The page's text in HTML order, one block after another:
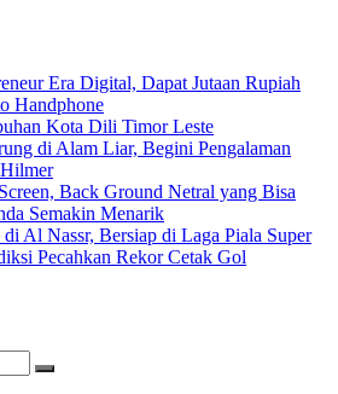
Era Digital, Dapat Jutaan Rupiah
Handphone
Kota Dili Timor Leste
di Alam Liar, Begini Pengalaman
Back Ground Netral yang Bisa
Semakin Menarik
Al Nassr, Bersiap di Laga Piala Super
Pecahkan Rekor Cetak Gol